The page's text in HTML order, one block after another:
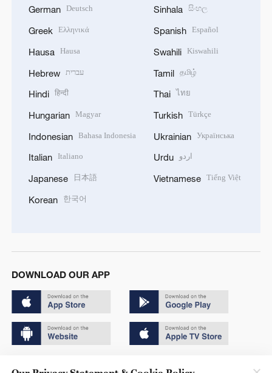
German Deutsch
Greek Ελληνικά
Hausa Hausa
Hebrew עברית
Hindi हिन्दी
Hungarian Magyar
Indonesian Bahasa Indonesia
Italian Italiano
Japanese 日本語
Korean 한국어
Sinhala සිංහල
Spanish Español
Swahili Kiswahili
Tamil தமிழ்
Thai ไทย
Turkish Türkçe
Ukrainian Українська
Urdu اردو
Vietnamese Tiếng Việt
DOWNLOAD OUR APP